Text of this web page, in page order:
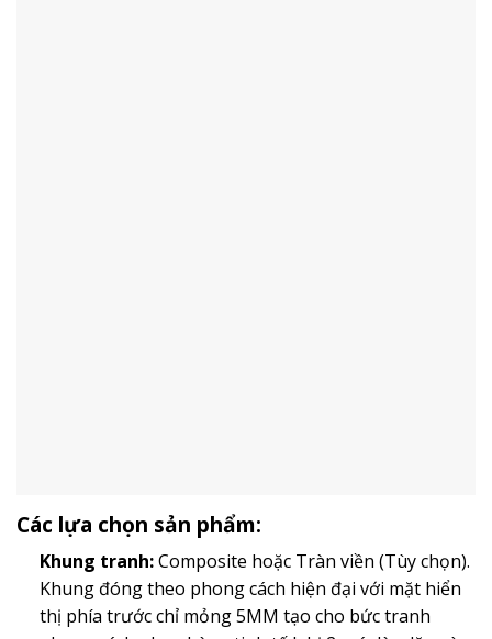
Các lựa chọn sản phẩm:
Khung tranh:Composite hoặc Tràn viền (Tùy chọn).
Khung đóng theo phong cách hiện đại với mặt hiển
thị phía trước chỉ mỏng 5MM tạo cho bức tranh